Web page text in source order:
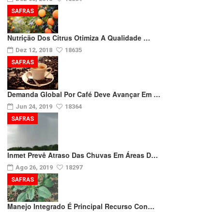
Nutrição Dos Citrus Otimiza A Qualidade …
Dez 12, 2018 18635
SAFRAS
Demanda Global Por Café Deve Avançar Em …
Jun 24, 2019 18364
SAFRAS
Inmet Prevê Atraso Das Chuvas Em Áreas D…
Ago 26, 2019 18297
SAFRAS
Manejo Integrado É Principal Recurso Con…
SAFRAS